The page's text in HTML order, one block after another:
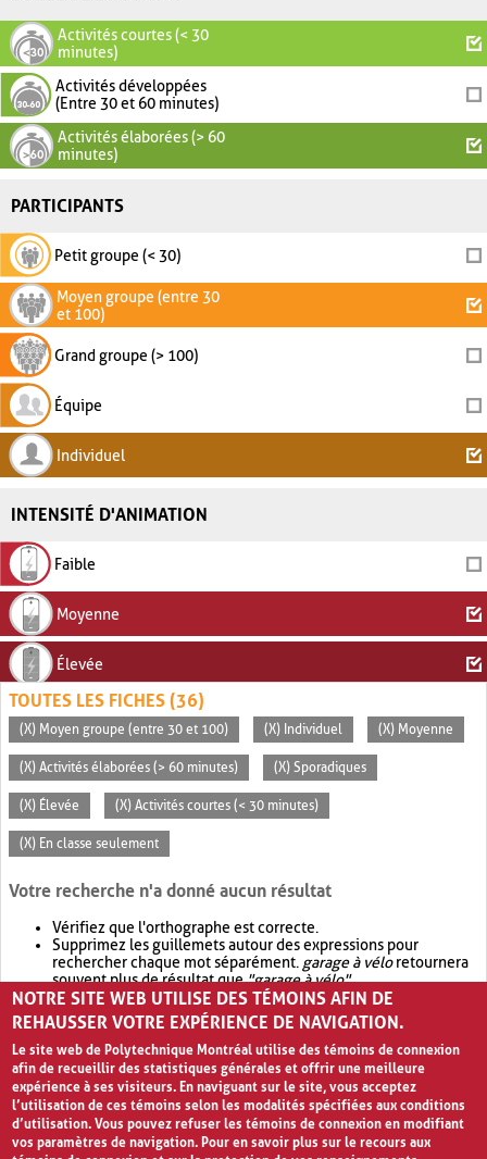
Activités courtes (< 30
minutes)
Activités développées
(Entre 30 et 60 minutes)
Activités élaborées (> 60
minutes)
PARTICIPANTS
Petit groupe (< 30)
Moyen groupe (entre 30
et 100)
Grand groupe (> 100)
Équipe
Individuel
INTENSITÉ D'ANIMATION
Faible
Moyenne
Élevée
TOUTES LES FICHES (36)
(X) Moyen groupe (entre 30 et 100) (X) Individuel (X) Moyenne
(X) Activités élaborées (> 60 minutes) (X) Sporadiques
(X) Élevée (X) Activités courtes (< 30 minutes)
(X) En classe seulement
Votre recherche n'a donné aucun résultat
Vérifiez que l'orthographe est correcte.
Supprimez les guillemets autour des expressions pour
rechercher chaque mot séparément. garage à véloretournera
souvent plus de résultat que"garage à vélo".
Envisagez d'élargir votre recherche avec OR.garage OR vélo
retournera souvent plus de résultat quegarage à vélo
NOTRE SITE WEB UTILISE DES TÉMOINS AFIN DE
REHAUSSER VOTRE EXPÉRIENCE DE NAVIGATION.
Le site web de Polytechnique Montréal utilise des témoins de connexion
afin de recueillir des statistiques générales et offrir une meilleure
expérience à ses visiteurs. En naviguant sur le site, vous acceptez
l’utilisation de ces témoins selon les modalités spécifiées aux conditions
d’utilisation. Vous pouvez refuser les témoins de connexion en modifiant
vos paramètres de navigation. Pour en savoir plus sur le recours aux